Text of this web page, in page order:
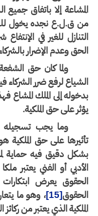
ق.ل.ع نجده يخول
للغير في الإنتفاع
وعدم الإضرار بالشركاء.
ولما كان حق الشفعة
لرفع ضرر الشركاء
إلى الملك المشاع فهذا
على حق الملكية.
وما يجب تسجيله
على حق الملكية هو
دقيق فيه حماية
أو الفني يعتبر ملكا
يعرض ابتكارات
[15]، وهو ما
الذي يعتبر من ركائز